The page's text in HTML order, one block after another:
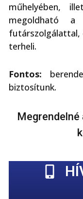
műhelyében,
megoldható a
futárszolgálattal,
terheli.
Fontos:
biztosítunk.